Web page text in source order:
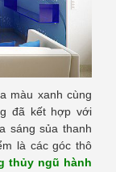
màu xanh cùng
đã kết hợp với
sáng sủa thanh
là các góc thô
thủy ngũ hành